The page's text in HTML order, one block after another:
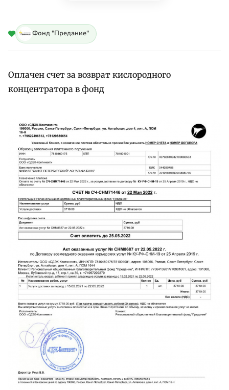
Фонд "Предание"
Оплачен счет за возврат кислородного
концентратора в фонд